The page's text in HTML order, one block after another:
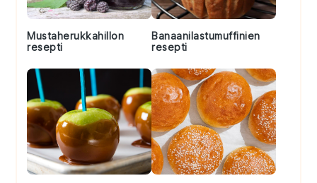
Mustaherukkahillon
resepti
Banaanilastumuffinien
resepti